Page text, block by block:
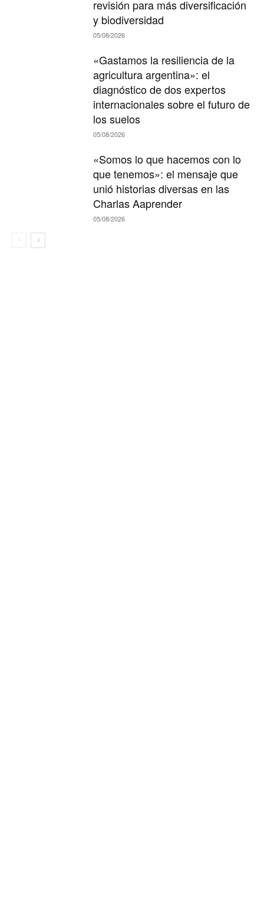
revisión para más diversificación
y biodiversidad
05/08/2026
«Gastamos la resiliencia de la
agricultura argentina»: el
diagnóstico de dos expertos
internacionales sobre el futuro de
los suelos
05/08/2026
«Somos lo que hacemos con lo
que tenemos»: el mensaje que
unió historias diversas en las
Charlas Aaprender
05/08/2026